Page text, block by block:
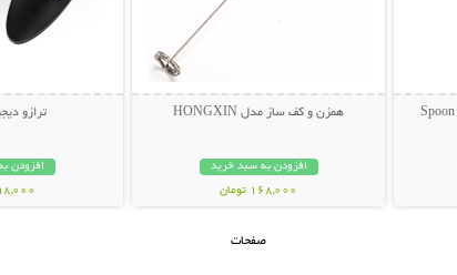
همزن و کف ساز مدل HONGXIN
افزودن به سبد خرید
168,000 تومان
ترازو
افزودن
398,000
صفحات